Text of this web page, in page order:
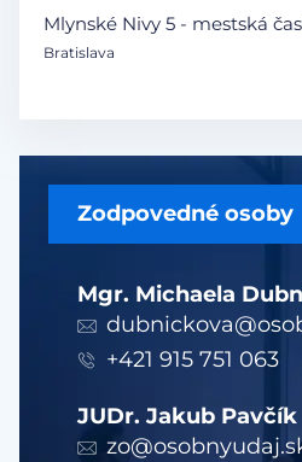
Zodpovedné osoby
Mgr. Michaela
+421 915 751 063
JUDr. Jakub Pavčík
Mlynské Nivy 5 - mestská
Bratislava